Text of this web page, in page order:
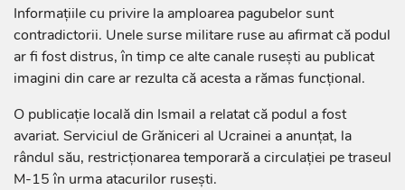
Informațiile cu privire la amploarea pagubelor sunt
contradictorii. Unele surse militare ruse au afirmat că podul
ar fi fost distrus, în timp ce alte canale rusești au publicat
imagini din care ar rezulta că acesta a rămas funcțional.
O publicație locală din Ismail a relatat că podul a fost
avariat. Serviciul de Grăniceri al Ucrainei a anunțat, la
rândul său, restricționarea temporară a circulației pe traseul
M-15 în urma atacurilor rusești.